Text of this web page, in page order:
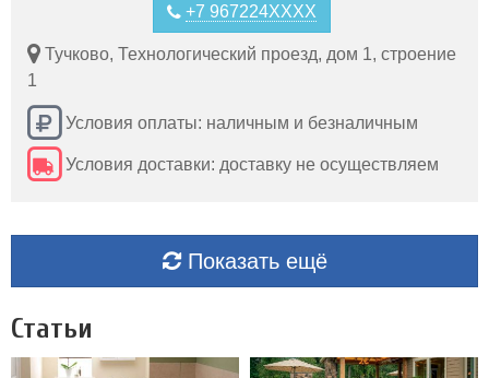
+7 967224XXXX
Тучково, Технологический проезд, дом 1, строение
1
Условия оплаты: наличным и безналичным
Условия доставки: доставку не осуществляем
Показать ещё
Статьи